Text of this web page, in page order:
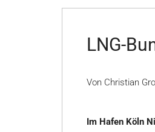
LNG-
Von Christian
Im Hafen Köln